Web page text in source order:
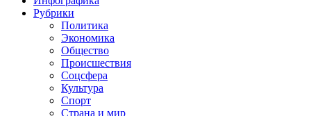
Рубрики
Политика
Экономика
Общество
Происшествия
Соцсфера
Культура
Спорт
Страна и мир